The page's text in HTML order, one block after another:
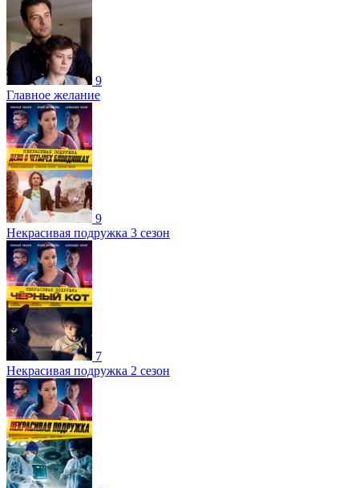
9
Главное желание
9
Некрасивая подружка 3 сезон
7
Некрасивая подружка 2 сезон